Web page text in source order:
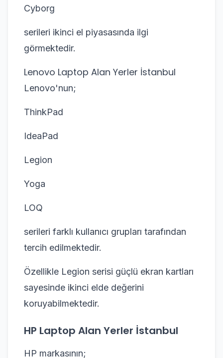
Cyborg
serileri ikinci el piyasasında ilgi
görmektedir.
Lenovo Laptop Alan Yerler İstanbul
Lenovo'nun;
ThinkPad
IdeaPad
Legion
Yoga
LOQ
serileri farklı kullanıcı grupları tarafından
tercih edilmektedir.
Özellikle Legion serisi güçlü ekran kartları
sayesinde ikinci elde değerini
koruyabilmektedir.
HP Laptop Alan Yerler İstanbul
HP markasının;